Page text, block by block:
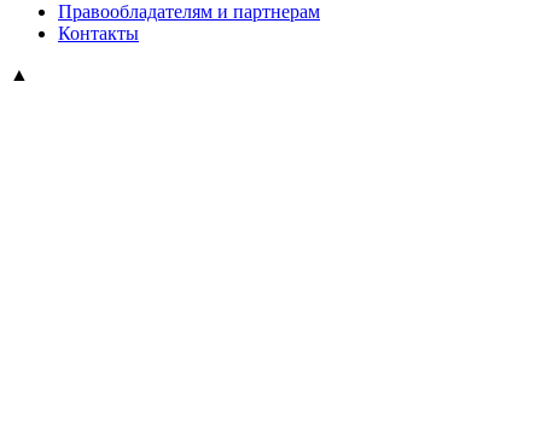
Правообладателям и партнерам
Контакты
▲